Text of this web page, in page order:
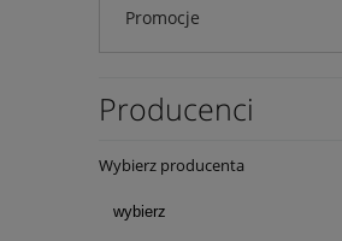
Promocje
Producenci
Wybierz producenta